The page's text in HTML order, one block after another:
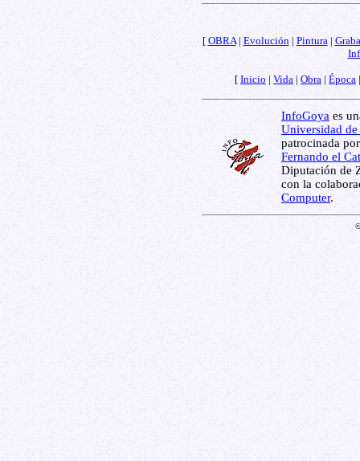
[ OBRA| Evolución| Pintura|
[ Inicio | Vida | Obra | Época
InfoGoya es
Universidad de
patrocinada
Fernando el
Diputación de
con la
Computer.